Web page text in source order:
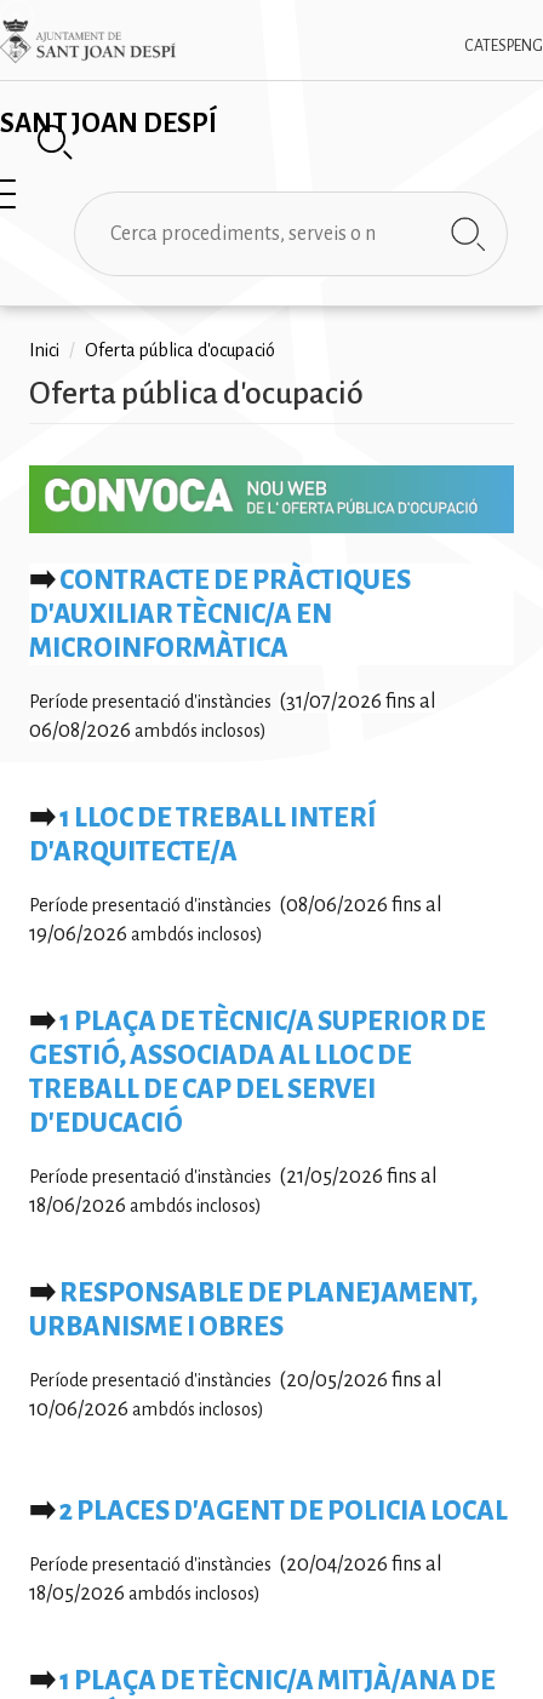
Vés
al
contingut
SANT JOAN DESPÍ
CAT ESPENG
Imatge
✕
Cerca
Fil
d'ariadna
Inici / Oferta pública d'ocupació
Oferta pública d'ocupació
➡️CONTRACTE DE PRÀCTIQUES
D'AUXILIAR TÈCNIC/A EN
MICROINFORMÀTICA
Període presentació d'instàncies (31/07/2026 fins al
06/08/2026 ambdós inclosos)
➡️1 LLOC DE TREBALL INTERÍ
D'ARQUITECTE/A
Període presentació d'instàncies (08/06/2026 fins al
19/06/2026 ambdós inclosos)
➡️1 PLAÇA DE TÈCNIC/A SUPERIOR DE
GESTIÓ, ASSOCIADA AL LLOC DE
TREBALL DE CAP DEL SERVEI
D'EDUCACIÓ
Període presentació d'instàncies (21/05/2026 fins al
18/06/2026 ambdós inclosos)
➡️ RESPONSABLE DE PLANEJAMENT,
URBANISME I OBRES
Període presentació d'instàncies (20/05/2026 fins al
10/06/2026 ambdós inclosos)
➡️2 PLACES D'AGENT DE POLICIA LOCAL
Període presentació d'instàncies (20/04/2026 fins al
18/05/2026 ambdós inclosos)
➡️1 PLAÇA DE TÈCNIC/A MITJÀ/ANA DE